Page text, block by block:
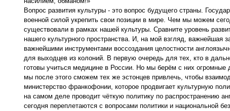
Вопрос развития культуры - это вопрос будущего страны.
военной силой укрепить свои позиции в мире. Чем мы можем
существовали в рамках нашей культуры. Сравните уровень
нашего культурного пространства. И, на мой взгляд, важнейшая
важнейшими инструментами воссоздания целостности
для выходцев из колоний. В первую очередь для тех, кто в
готовы учиться медицине в России. Но мы берём с них
мы после этого сможем тех же эстонцев привлечь, чтобы
министерство франкофонии, которое продвигает культурную
на самом деле проводит чёткую политику по распространению
сегодня переплетаются с вопросами политики и национальной